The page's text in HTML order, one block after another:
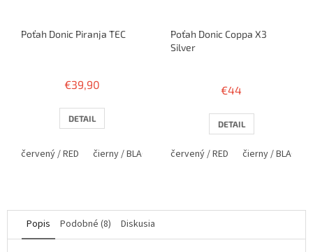
Poťah Donic Piranja TEC
€39,90
DETAIL
červený / RED čierny / BLACK
Poťah Donic Coppa X3
Silver
produktu
5,0
z
hviezdičiek.
€44
DETAIL
červený / RED čierny / BLACK
Popis Podobné (8) Diskusia